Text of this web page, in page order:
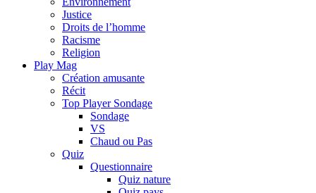
Justice
Droits de l’homme
Racisme
Religion
Play Mag
Création amusante
Récit
Top Player Sondage
Sondage
VS
Chaud ou Pas
Quiz
Questionnaire
Quiz nature